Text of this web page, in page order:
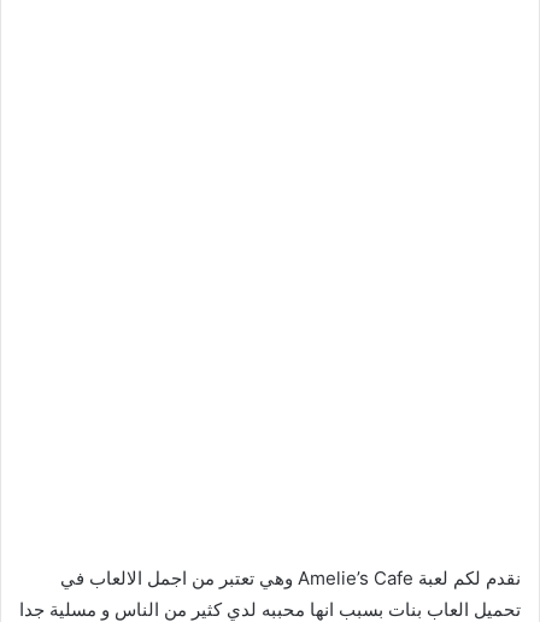
نقدم لكم لعبة Amelie’s Cafe وهي تعتبر من اجمل الالعاب في
تحميل العاب بنات بسبب انها محببه لدي كثير من الناس و مسلية جدا